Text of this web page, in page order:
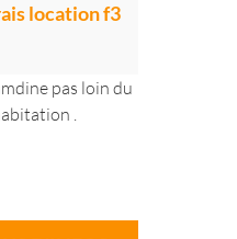
location f3
pas loin du
.